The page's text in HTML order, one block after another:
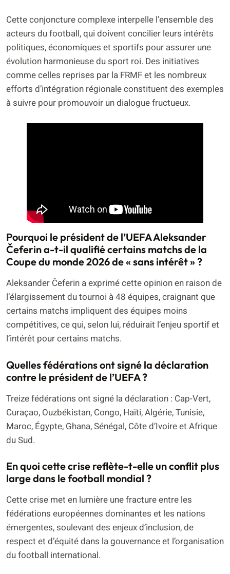
Cette conjoncture complexe interpelle l’ensemble des
acteurs du football, qui doivent concilier leurs intérêts
politiques, économiques et sportifs pour assurer une
évolution harmonieuse du sport roi. Des initiatives
comme celles reprises par la FRMF et les nombreux
efforts d’intégration régionale constituent des exemples
à suivre pour promouvoir un dialogue fructueux.
Pourquoi le président de l’UEFA Aleksander
Čeferin a-t-il qualifié certains matchs de la
Coupe du monde 2026 de « sans intérêt » ?
Aleksander Čeferin a exprimé cette opinion en raison de
l’élargissement du tournoi à 48 équipes, craignant que
certains matchs impliquent des équipes moins
compétitives, ce qui, selon lui, réduirait l’enjeu sportif et
l’intérêt pour certains matchs.
Quelles fédérations ont signé la déclaration
contre le président de l’UEFA ?
Treize fédérations ont signé la déclaration : Cap-Vert,
Curaçao, Ouzbékistan, Congo, Haïti, Algérie, Tunisie,
Maroc, Égypte, Ghana, Sénégal, Côte d’Ivoire et Afrique
du Sud.
En quoi cette crise reflète-t-elle un conflit plus
large dans le football mondial ?
Cette crise met en lumière une fracture entre les
fédérations européennes dominantes et les nations
émergentes, soulevant des enjeux d’inclusion, de
respect et d’équité dans la gouvernance et l’organisation
du football international.